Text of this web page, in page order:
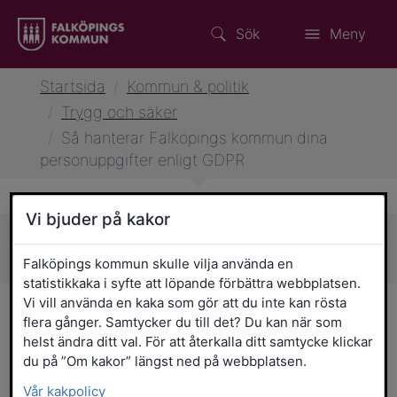
Sök Meny
Startsida
Kommun & politik
Trygg och säker
Så hanterar Falköpings kommun dina
personuppgifter enligt GDPR
Sidans innehåll
Så hanterar Falköpings
kommun dina
personuppgifter enligt
Vi bjuder på kakor
Falköpings kommun skulle vilja använda en
statistikkaka i syfte att löpande förbättra webbplatsen.
Vi vill använda en kaka som gör att du inte kan rösta
flera gånger. Samtycker du till det? Du kan när som
helst ändra ditt val. För att återkalla ditt samtycke klickar
du på ”Om kakor” längst ned på webbplatsen.
Vår kakpolicy